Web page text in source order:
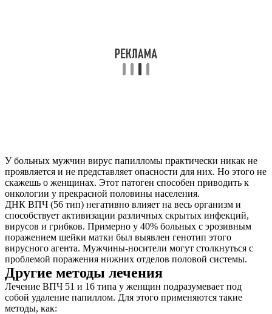
У больных мужчин вирус папилломы практически никак не
проявляется и не представляет опасности для них. Но этого не
скажешь о женщинах. Этот патоген способен приводить к
онкологии у прекрасной половины населения.
ДНК ВПЧ (56 тип) негативно влияет на весь организм и
способствует активизации различных скрытых инфекций,
вирусов и грибков. Примерно у 40% больных с эрозивным
поражением шейки матки был выявлен генотип этого
вирусного агента. Мужчины-носители могут столкнуться с
проблемой поражения нижних отделов половой системы.
Другие методы лечения
Лечение ВПЧ 51 и 16 типа у женщин подразумевает под
собой удаление папиллом. Для этого применяются такие
методы, как: